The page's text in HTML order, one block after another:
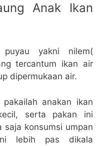
Anak Ikan
yakni nilem(
tercantum ikan air
dipermukaan air.
anakan ikan
serta pakan ini
saja konsumsi umpan
lebih pas dikala